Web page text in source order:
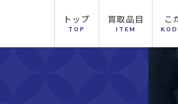
トップ
TOP
買取品目
ITEM
こ